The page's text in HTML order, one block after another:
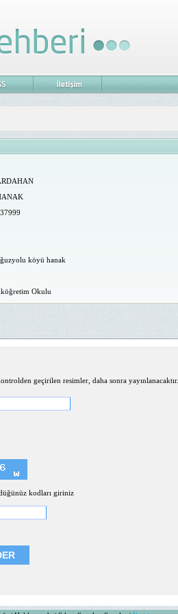
köyü hanak
Okulu
geçirilen resimler, daha sonra yayınlanacaktır.
kodları giriniz